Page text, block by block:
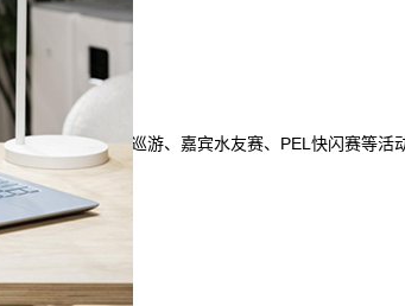
手机巡游
题带来巨型手机巡游、嘉宾水友赛、PEL快闪赛等活